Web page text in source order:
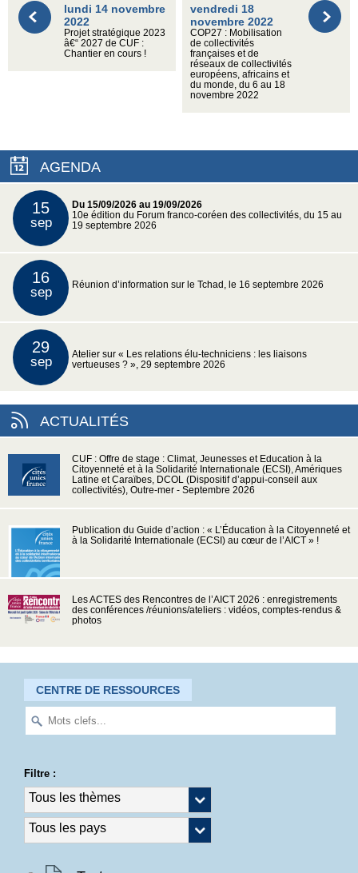
lundi 14 novembre
2022
Projet stratégique 2023
â€“ 2027 de CUF :
Chantier en cours !
vendredi 18
novembre 2022
COP27 : Mobilisation
de collectivités
françaises et de
réseaux de collectivités
européens, africains et
du monde, du 6 au 18
novembre 2022
AGENDA
15
sep
Du 15/09/2026 au 19/09/2026
10e édition du Forum franco-coréen des collectivités, du 15 au
19 septembre 2026
16
sep Réunion d’information sur le Tchad, le 16 septembre 2026
29
sep
Atelier sur « Les relations élu-techniciens : les liaisons
vertueuses ? », 29 septembre 2026
ACTUALITÉS
CUF : Offre de stage : Climat, Jeunesses et Education à la
Citoyenneté et à la Solidarité Internationale (ECSI), Amériques
Latine et Caraïbes, DCOL (Dispositif d’appui-conseil aux
collectivités), Outre-mer - Septembre 2026
Publication du Guide d’action : « L’Éducation à la Citoyenneté et
à la Solidarité Internationale (ECSI) au cœur de l’AICT » !
Les ACTES des Rencontres de l’AICT 2026 : enregistrements
des conférences /réunions/ateliers : vidéos, comptes-rendus &
photos
CENTRE DE RESSOURCES
Filtre :